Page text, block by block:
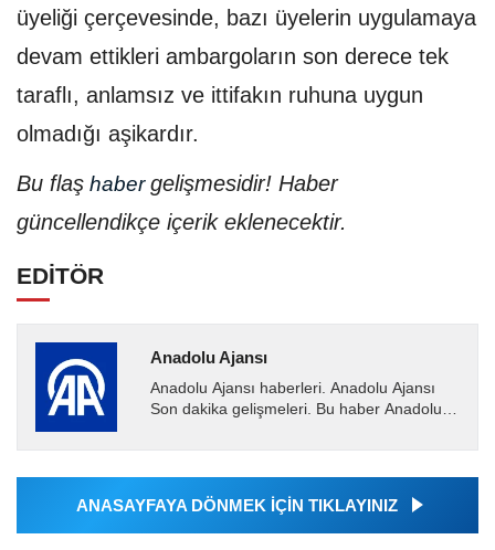
üyeliği çerçevesinde, bazı üyelerin uygulamaya
devam ettikleri ambargoların son derece tek
taraflı, anlamsız ve ittifakın ruhuna uygun
olmadığı aşikardır.
Bu flaş habergelişmesidir! Haber
güncellendikçe içerik eklenecektir.
EDİTÖR
Anadolu Ajansı
Anadolu Ajansı haberleri. Anadolu Ajansı
Son dakika gelişmeleri. Bu haber Anadolu
Ajansı tarafından...
ANASAYFAYA DÖNMEK İÇİN TIKLAYINIZ